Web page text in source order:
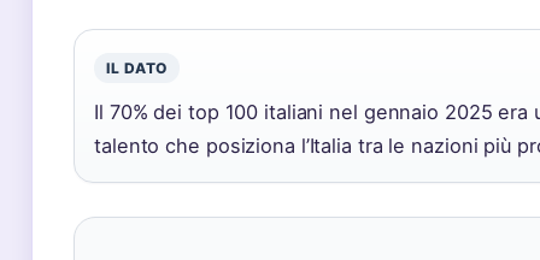
IL DATO
Il 70% dei top 100 italiani nel gennaio 2025
talento che posiziona l’Italia tra le nazioni più